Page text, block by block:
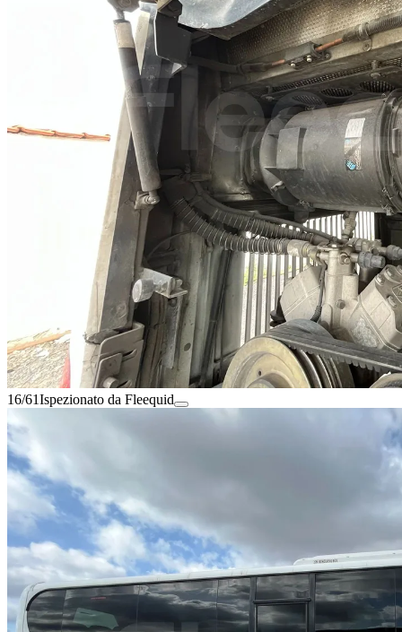
16/61Ispezionato da Fleequid